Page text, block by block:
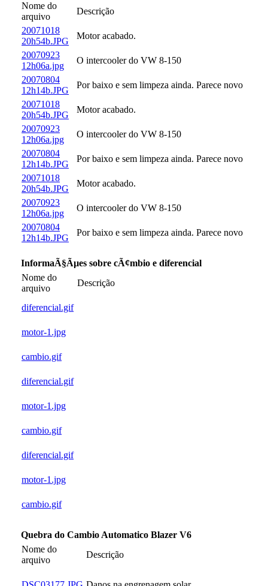
Nome do
arquivo
Descrição
20071018
20h54b.JPG
Motor acabado.
20070923
12h06a.jpg
O intercooler do VW 8-150
20070804
12h14b.JPG
Por baixo e sem limpeza ainda. Parece novo
20071018
20h54b.JPG
Motor acabado.
20070923
12h06a.jpg
O intercooler do VW 8-150
20070804
12h14b.JPG
Por baixo e sem limpeza ainda. Parece novo
20071018
20h54b.JPG
Motor acabado.
20070923
12h06a.jpg
O intercooler do VW 8-150
20070804
12h14b.JPG
Por baixo e sem limpeza ainda. Parece novo
InformaÃ§Ãµes sobre cÃ¢mbio e diferencial
Nome do
arquivo
Descrição
diferencial.gif
motor-1.jpg
cambio.gif
diferencial.gif
motor-1.jpg
cambio.gif
diferencial.gif
motor-1.jpg
cambio.gif
Quebra do Cambio Automatico Blazer V6
Nome do
arquivo
Descrição